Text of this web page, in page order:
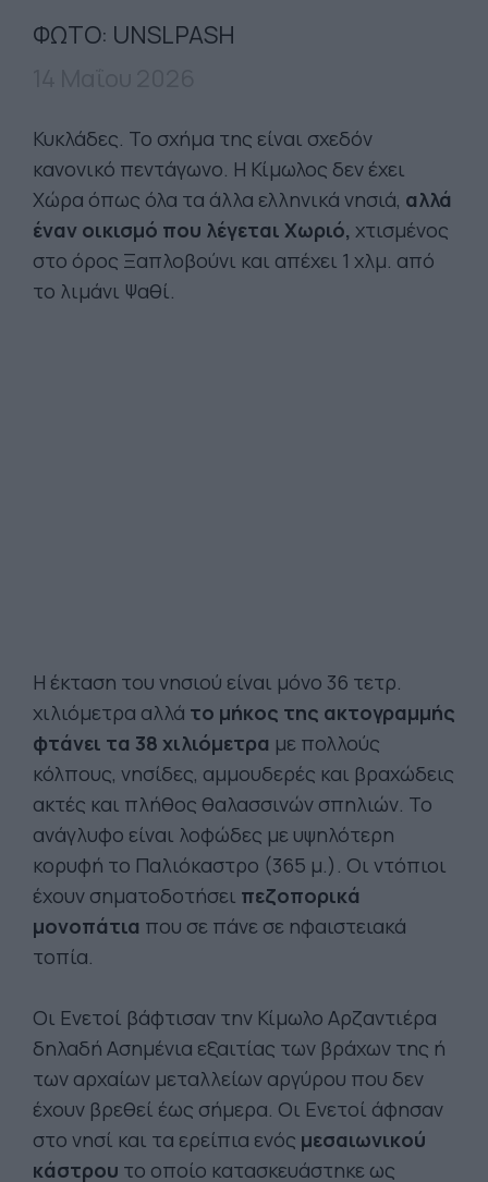
ΦΩΤΟ: UNSLPASH
Κυκλάδες. Το σχήμα της είναι σχεδόν
κανονικό πεντάγωνο. Η Κίμωλος δεν έχει
Χώρα όπως όλα τα άλλα ελληνικά νησιά, αλλά
έναν οικισμό που λέγεται Χωριό, χτισμένος
στο όρος Ξαπλοβούνι και απέχει 1 χλμ. από
το λιμάνι Ψαθί.
Η έκταση του νησιού είναι μόνο 36 τετρ.
χιλιόμετρα αλλά το μήκος της ακτογραμμής
φτάνει τα 38 χιλιόμετρα με πολλούς
κόλπους, νησίδες, αμμουδερές και βραχώδεις
ακτές και πλήθος θαλασσινών σπηλιών. Το
ανάγλυφο είναι λοφώδες με υψηλότερη
κορυφή το Παλιόκαστρο (365 μ.). Οι ντόπιοι
έχουν σηματοδοτήσει πεζοπορικά
μονοπάτια που σε πάνε σε ηφαιστειακά
τοπία.
Οι Ενετοί βάφτισαν την Κίμωλο Αρζαντιέρα
δηλαδή Ασημένια εξαιτίας των βράχων της ή
των αρχαίων μεταλλείων αργύρου που δεν
έχουν βρεθεί έως σήμερα. Οι Ενετοί άφησαν
στο νησί και τα ερείπια ενός μεσαιωνικού
κάστρου το οποίο κατασκευάστηκε ως